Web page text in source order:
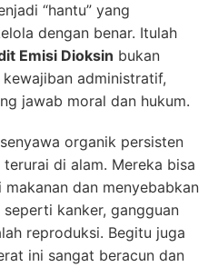
“hantu” yang
dengan benar. Itulah
Emisi Dioksin bukan
administratif,
jawab moral dan hukum.
organik persisten
di alam. Mereka bisa
dan menyebabkan
kanker, gangguan
reproduksi. Begitu juga
ini sangat beracun dan